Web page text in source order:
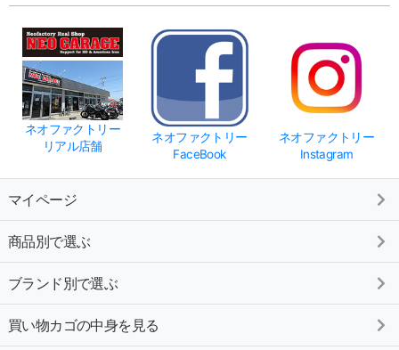
ネオファクトリー
リアル店舗
ネオファクトリー
FaceBook
ネオファクトリー
Instagram
マイページ
商品別で選ぶ
ブランド別で選ぶ
買い物カゴの中身を見る